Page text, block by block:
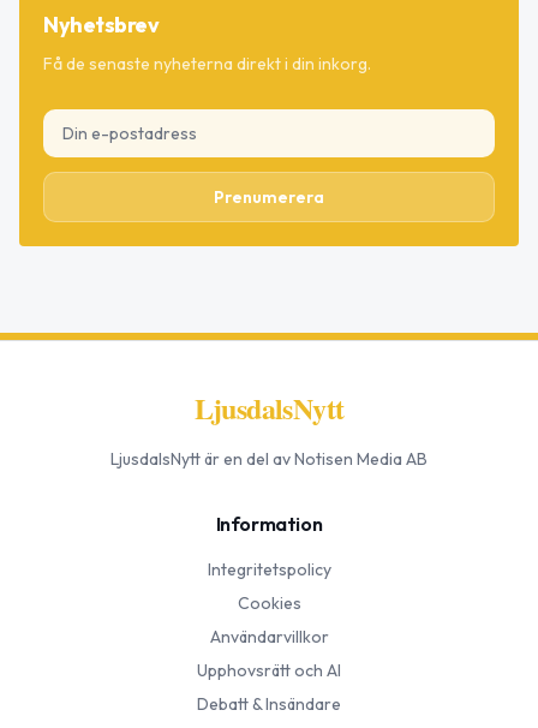
Nyhetsbrev
Få de senaste nyheterna direkt i din inkorg.
Prenumerera
LjusdalsNytt
LjusdalsNyttär en del av Notisen Media AB
Information
Integritetspolicy
Cookies
Användarvillkor
Upphovsrätt och AI
Debatt & Insändare